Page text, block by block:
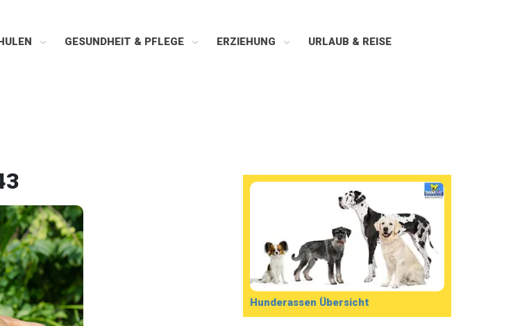
GESUNDHEIT & PFLEGE ERZIEHUNG URLAUB & REISE
Hunderassen Übersicht